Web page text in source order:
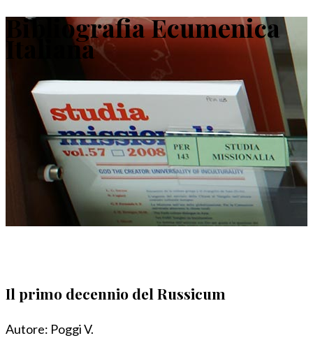
Bibliografia Ecumenica
Italiana
Il primo decennio del Russicum
Autore: Poggi V.